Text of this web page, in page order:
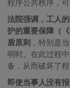
程序公共秩序，
法院强调，工人
护的重要保障（
盾原则 ，特别是
明时。在此过程
备，从而破坏了程
即使当事人没有